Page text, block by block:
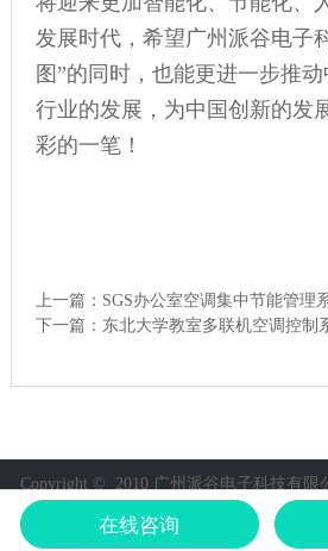
发展时代，希望广州派谷电子
图”的同时，也能更进一步推
行业的发展，为中国创新的发
彩的一笔！
上一篇： SGS办公室空调集中节能管理
下一篇： 东北大学教室多联机空调控制
Copyright © 2010 广州派谷电子科技有
粤ICP备09113244
QQ咨询 电话咨询 在线咨询
在线咨询